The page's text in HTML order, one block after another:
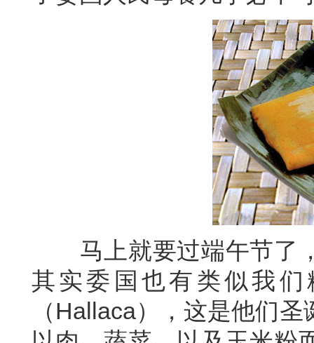
马上就要过端午节了，
其实委国也有类似我
（Hallaca），这是他们